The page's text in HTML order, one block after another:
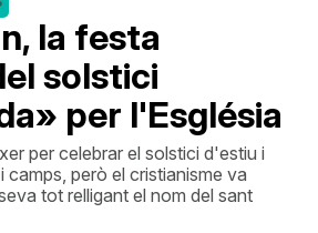
la festa
solstici
per l'Església
per celebrar el solstici d'estiu i
camps, però el cristianisme va
tot relligant el nom del sant